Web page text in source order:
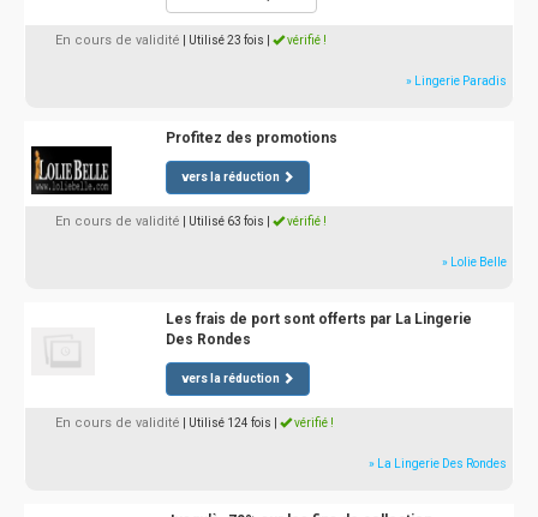
En cours de validité | Utilisé 23 fois vérifié !
» Lingerie Paradis
Profitez des promotions
vers la réduction
En cours de validité | Utilisé 63 fois vérifié !
» Lolie Belle
Les frais de port sont offerts par La Lingerie
Des Rondes
vers la réduction
En cours de validité | Utilisé 124 fois vérifié !
» La Lingerie Des Rondes